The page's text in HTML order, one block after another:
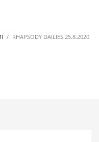
RHAPSODY DAILIES 25.8.2020